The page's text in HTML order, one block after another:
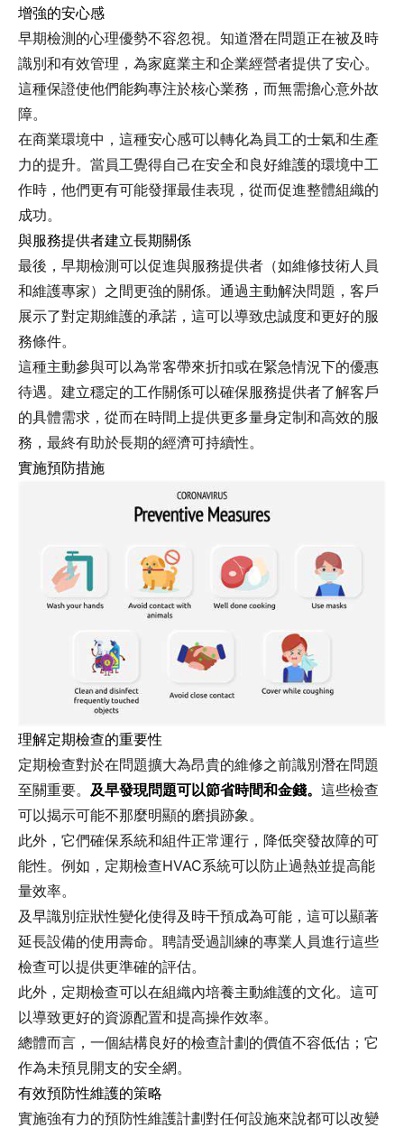
增強的安心感
早期檢測的心理優勢不容忽視。知道潛在問題正在被及時
識別和有效管理，為家庭業主和企業經營者提供了安心。
這種保證使他們能夠專注於核心業務，而無需擔心意外故
障。
在商業環境中，這種安心感可以轉化為員工的士氣和生產
力的提升。當員工覺得自己在安全和良好維護的環境中工
作時，他們更有可能發揮最佳表現，從而促進整體組織的
成功。
與服務提供者建立長期關係
最後，早期檢測可以促進與服務提供者（如維修技術人員
和維護專家）之間更強的關係。通過主動解決問題，客戶
展示了對定期維護的承諾，這可以導致忠誠度和更好的服
務條件。
這種主動參與可以為常客帶來折扣或在緊急情況下的優惠
待遇。建立穩定的工作關係可以確保服務提供者了解客戶
的具體需求，從而在時間上提供更多量身定制和高效的服
務，最終有助於長期的經濟可持續性。
實施預防措施
理解定期檢查的重要性
定期檢查對於在問題擴大為昂貴的維修之前識別潛在問題
至關重要。 及早發現問題可以節省時間和金錢。 這些檢查
可以揭示可能不那麼明顯的磨損跡象。
此外，它們確保系統和組件正常運行，降低突發故障的可
能性。例如，定期檢查HVAC系統可以防止過熱並提高能
量效率。
及早識別症狀性變化使得及時干預成為可能，這可以顯著
延長設備的使用壽命。聘請受過訓練的專業人員進行這些
檢查可以提供更準確的評估。
此外，定期檢查可以在組織內培養主動維護的文化。這可
以導致更好的資源配置和提高操作效率。
總體而言，一個結構良好的檢查計劃的價值不容低估；它
作為未預見開支的安全網。
有效預防性維護的策略
實施強有力的預防性維護計劃對任何設施來說都可以改變